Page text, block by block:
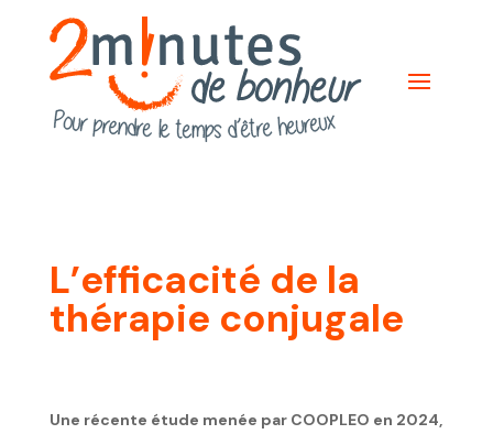
L’efficacité de la
thérapie conjugale
Une récente étude menée par COOPLEO en 2024,